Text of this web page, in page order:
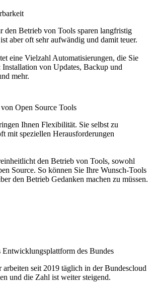
den Betrieb von Tools sparen langfristig
aber oft sehr aufwändig und damit teuer.
eine Vielzahl Automatisierungen, die Sie
von Updates, Backup und
mehr.
Open Source Tools
Ihnen Flexibilität. Sie selbst zu
mit speziellen Herausforderungen
den Betrieb von Tools, sowohl
Source. So können Sie Ihre Wunsch-Tools
den Betrieb Gedanken machen zu müssen.
Entwicklungs­plattform des Bundes
arbeiten seit 2019 täglich in der Bundescloud
und die Zahl ist weiter steigend.